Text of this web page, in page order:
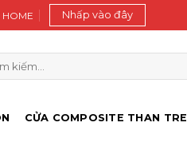
HOME Nhấp vào đây
CỬA COMPOSITE THAN TRE